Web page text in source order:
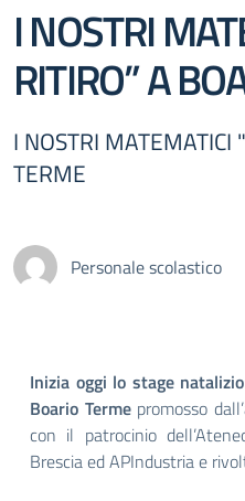
I NOSTRI
RITIRO” A
I NOSTRI MATEMATICI
TERME
Personale scolastico
Inizia oggi lo stage
Boario Termepromosso
con il patrocinio
Brescia ed APIndustria e